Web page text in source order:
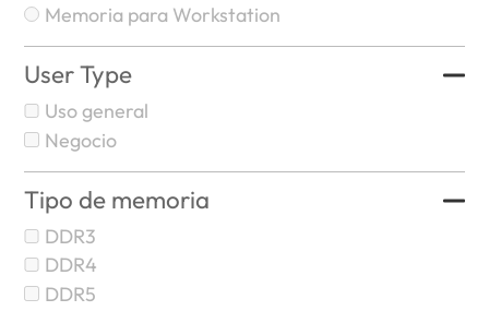
Memoria para Workstation
User Type
Uso general
Negocio
Tipo de memoria
DDR3
DDR4
DDR5